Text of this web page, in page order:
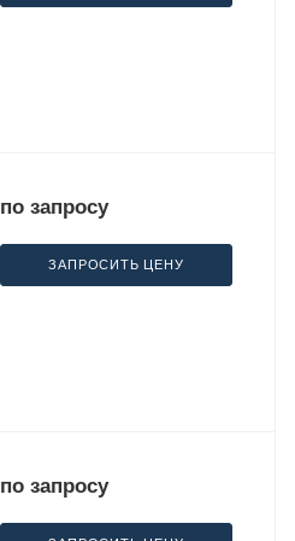
по запросу
ЗАПРОСИТЬ ЦЕНУ
по запросу